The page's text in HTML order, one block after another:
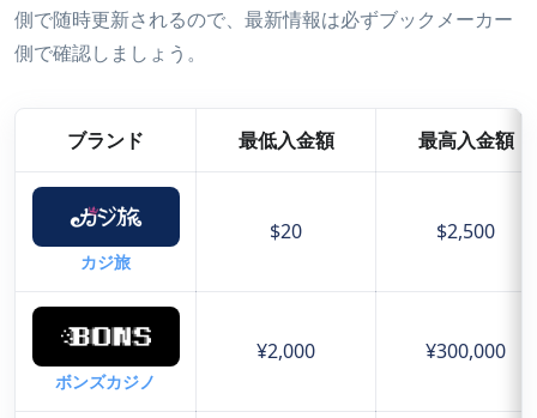
側で随時更新されるので、最新情報は必ずブックメーカー
側で確認しましょう。
ブランド 最低入金額 最高入金額
カジ旅
$20 $2,500
ボンズカジノ
¥2,000 ¥300,000